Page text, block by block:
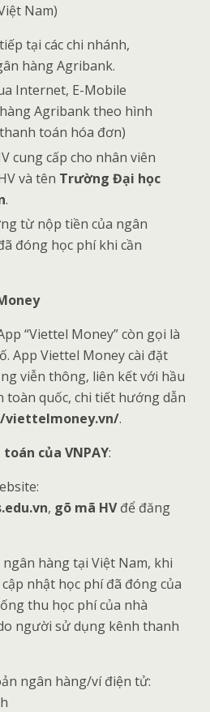
Nam)
tại các chi nhánh,
hàng Agribank.
Internet, E-Mobile
Agribank theo hình
toán hóa đơn)
cung cấp cho nhân viên
và tên Trường Đại học
.
từ nộp tiền của ngân
đóng học phí khi cần
“Viettel Money” còn gọi là
App Viettel Money cài đặt
viễn thông, liên kết với hầu
toàn quốc, chi tiết hướng dẫn
viettelmoney.vn/.
của VNPAY:
, gõ mã HVđể đăng
ngân hàng tại Việt Nam, khi
nhật học phí đã đóng của
thu học phí của nhà
người sử dụng kênh thanh
ngân hàng/ví điện tử: